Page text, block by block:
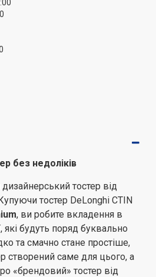
за стрілочкою).
що входить в базову
Є можливість
температури, що практично
(і не залишиться не
приготування, не
а потрапляють у висувний
бути легко видалені .
(але не важкий при
забезпечують хорошу
типах поверхонь.
без недоліків
тостер від
тостер DeLonghi CTIN
, ви робите вкладення в
які будуть поряд буквально
та смачно стане простіше,
створений саме для цього, а
«брендовий» тостер від